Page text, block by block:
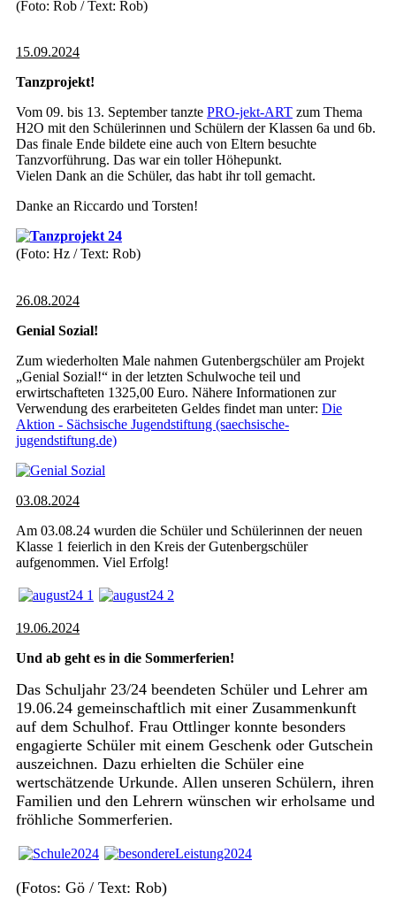
(Foto: Rob / Text: Rob)
15.09.2024
Tanzprojekt!
Vom 09. bis 13. September tanzte PRO-jekt-ART zum Thema
H2O mit den Schülerinnen und Schülern der Klassen 6a und 6b.
Das finale Ende bildete eine auch von Eltern besuchte
Tanzvorführung. Das war ein toller Höhepunkt.
Vielen Dank an die Schüler, das habt ihr toll gemacht.
Danke an Riccardo und Torsten!
(Foto: Hz / Text: Rob)
26.08.2024
Genial Sozial!
Zum wiederholten Male nahmen Gutenbergschüler am Projekt
„Genial Sozial!“ in der letzten Schulwoche teil und
erwirtschafteten 1325,00 Euro. Nähere Informationen zur
Verwendung des erarbeiteten Geldes findet man unter: Die
Aktion - Sächsische Jugendstiftung (saechsische-
jugendstiftung.de)
03.08.2024
Am 03.08.24 wurden die Schüler und Schülerinnen der neuen
Klasse 1 feierlich in den Kreis der Gutenbergschüler
aufgenommen. Viel Erfolg!
19.06.2024
Und ab geht es in die Sommerferien!
Das Schuljahr 23/24 beendeten Schüler und Lehrer am
19.06.24 gemeinschaftlich mit einer Zusammenkunft
auf dem Schulhof. Frau Ottlinger konnte besonders
engagierte Schüler mit einem Geschenk oder Gutschein
auszeichnen. Dazu erhielten die Schüler eine
wertschätzende Urkunde. Allen unseren Schülern, ihren
Familien und den Lehrern wünschen wir erholsame und
fröhliche Sommerferien.
(Fotos: Gö / Text: Rob)